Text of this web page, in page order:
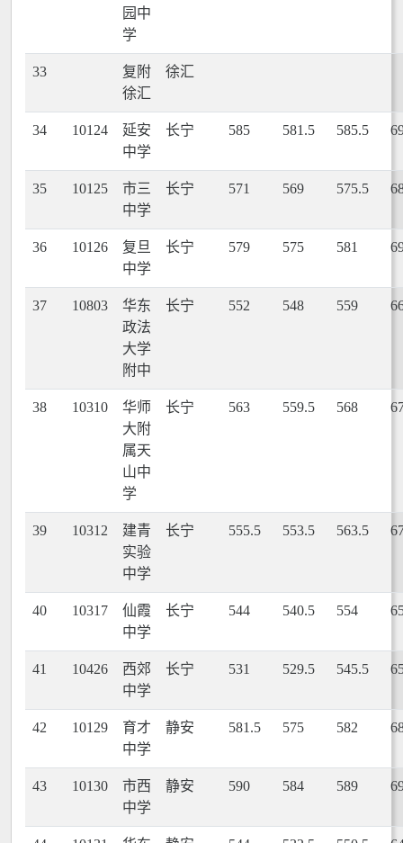
园中
学
33
复附
徐汇
徐汇
34 10124
延安
中学
长宁 585 581.5 585.5
35 10125
市三
中学
长宁 571 569 575.5
36 10126
复旦
中学
长宁 579 575 581
37 10803
华东
政法
大学
附中
长宁 552 548 559
38 10310
华师
大附
属天
山中
学
长宁 563 559.5 568
39 10312
建青
实验
中学
长宁 555.5 553.5 563.5
40 10317
仙霞
中学
长宁 544 540.5 554
41 10426
西郊
中学
长宁 531 529.5 545.5
42 10129
育才
中学
静安 581.5 575 582
43 10130
市西
中学
静安 590 584 589